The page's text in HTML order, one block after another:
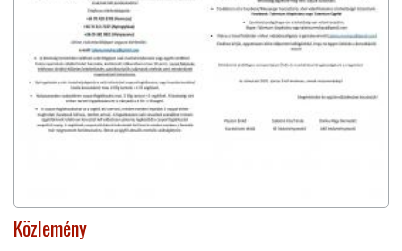
Közlemény